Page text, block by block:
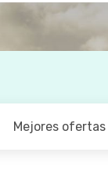
Mejores ofertas